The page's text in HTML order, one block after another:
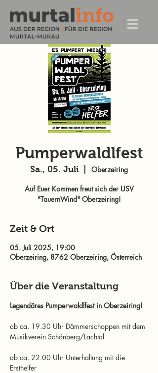
Pumperwaldlfest
Sa., 05. Juli Oberzeiring
Auf Euer Kommen freut sich der USV
"TauernWind" Oberzeiring!
Zeit & Ort
05. Juli 2025, 19:00
Oberzeiring, 8762 Oberzeiring, Österreich
Über die Veranstaltung
Legendäres Pumperwaldlfest in Oberzeiring!
ab ca. 19.30 Uhr Dämmerschoppen mit dem
Musikverein Schönberg/Lachtal
ab ca. 22.00 Uhr Unterhaltung mit die
Ersthelfer